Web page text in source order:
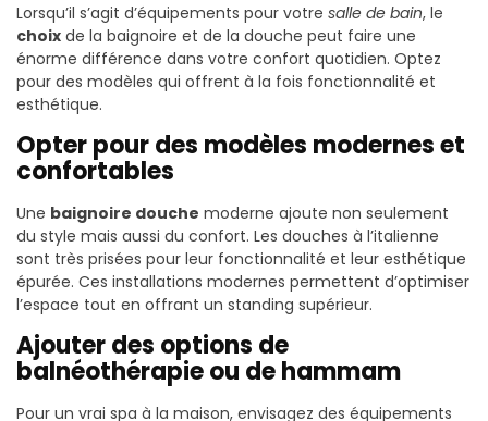
Lorsqu’il s’agit d’équipements pour votre salle de bain, le
choix de la baignoire et de la douche peut faire une
énorme différence dans votre confort quotidien. Optez
pour des modèles qui offrent à la fois fonctionnalité et
esthétique.
Opter pour des modèles modernes et
confortables
Une baignoire douche moderne ajoute non seulement
du style mais aussi du confort. Les douches à l’italienne
sont très prisées pour leur fonctionnalité et leur esthétique
épurée. Ces installations modernes permettent d’optimiser
l’espace tout en offrant un standing supérieur.
Ajouter des options de
balnéothérapie ou de hammam
Pour un vrai spa à la maison, envisagez des équipements